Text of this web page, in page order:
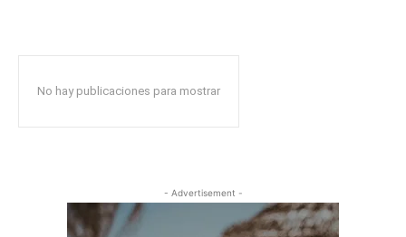
No hay publicaciones para mostrar
- Advertisement -